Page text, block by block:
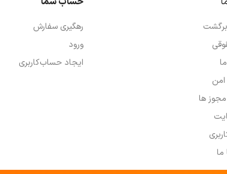
مجوز ها
رهگیری سفارش
ورود
ایجاد حساب‌کاربری